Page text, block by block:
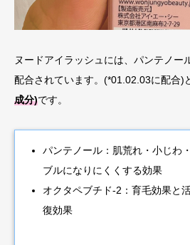
ヌードアイラッシュには、パンテノー
配合されています。(*01.02.03に配合)
成分)です。
パンテノール：肌荒れ・小じわ
ブルになりにくくする効果
オクタペブチド-2：育毛効果と
復効果